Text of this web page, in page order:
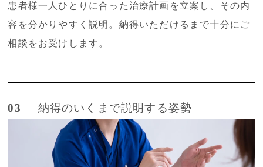
患者様一人ひとりに合った治療計画を立案し、その内
容を分かりやすく説明。納得いただけるまで十分にご
相談をお受けします。
03 納得のいくまで説明する姿勢